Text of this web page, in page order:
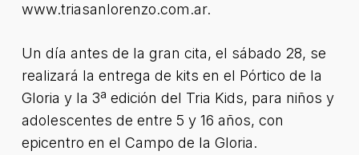
www.triasanlorenzo.com.ar.
Un día antes de la gran cita, el sábado 28, se
realizará la entrega de kits en el Pórtico de la
Gloria y la 3ª edición del Tria Kids, para niños y
adolescentes de entre 5 y 16 años, con
epicentro en el Campo de la Gloria.